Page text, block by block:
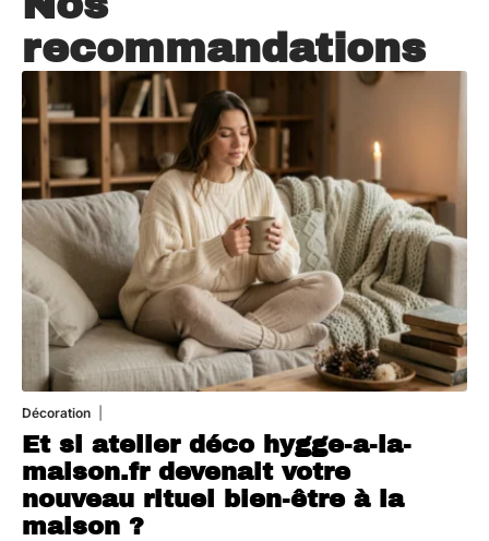
recommandations
Décoration
Et si atelier déco hygge-a-la-
maison.fr devenait votre
nouveau rituel bien-être à la
maison ?